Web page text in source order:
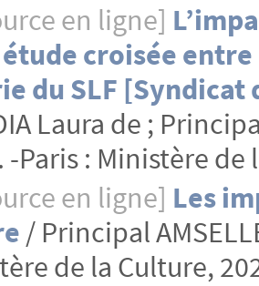
en ligne]
étude croisée
du SLF
Laura de ;
-Paris : Ministère de
en ligne] Les
/ Principal
de la Culture,